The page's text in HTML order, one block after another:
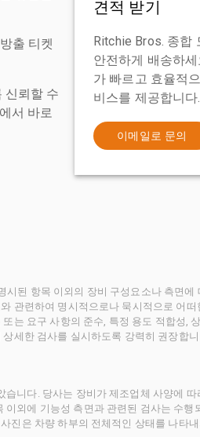
출 티켓
신뢰할 수
서 바로
견적 받기
Ritchie Bros. 종합
안전하게 배송하
가 빠르고 효율적
비스를 제공합니다.
이메일로 문의
된 항목 이외의 장비 구성요소나 측면에
관련하여 명시적으로나 묵시적으로 어떠
는 요구 사항의 준수, 특정 용도 적합성, 상
세한 검사를 실시하도록 강력히 권장합니
니다. 당사는 장비가 제조업체 사양에 따
외에 기능성 측면과 관련된 검사는 수행
진은 차량 하부의 전체적인 상태를 나타내